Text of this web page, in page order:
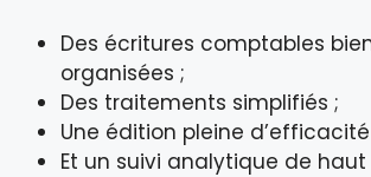
Des écritures comptables
organisées ;
Des traitements simplifiés ;
Une édition pleine
Et un suivi analytique de